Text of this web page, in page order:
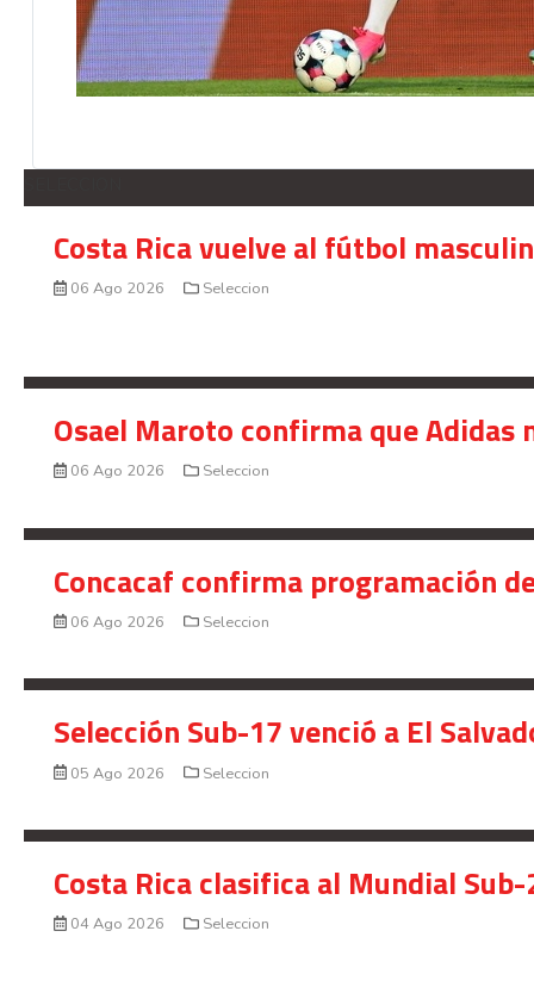
Costa Rica vuelve al fútbol
06 Ago 2026 Seleccion
Osael Maroto confirma que Adidas
06 Ago 2026 Seleccion
Concacaf confirma programación
06 Ago 2026 Seleccion
Selección Sub-17 venció a El
05 Ago 2026 Seleccion
Costa Rica clasifica al Mundial
04 Ago 2026 Seleccion